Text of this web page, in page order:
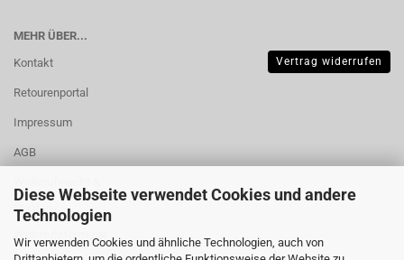
Diese Webseite verwendet Cookies und andere
Technologien
Wir verwenden Cookies und ähnliche Technologien, auch von
MEHR ÜBER...
Kontakt
Retourenportal
Impressum
AGB
Muster-
Widerrufsformular
Vertrag widerrufen